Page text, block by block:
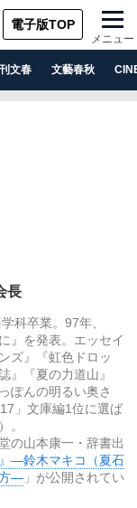
電子版TOP
メニュー
文春 文藝春秋
長
科卒業。97年、
』を発表。エッセイ
ズ』『虹色ドロッ
』『夏の力道山』
ぽんの明るい奥さ
」文庫編1位に選ば
。
の山本康一・辞書出
―鈴木マキコ（夏石
方― 」が公開されてい